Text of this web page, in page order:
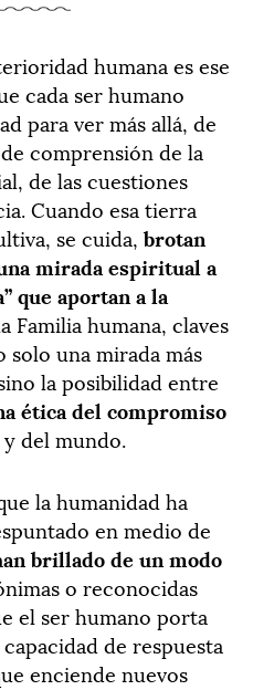
humana es ese
cada ser humano
para ver más allá, de
comprensión de la
de las cuestiones
Cuando esa tierra
se cuida, brotan
mirada espiritual a
que aportan a la
Familia humana, claves
solo una mirada más
la posibilidad entre
ética del compromiso
del mundo.
la humanidad ha
en medio de
brillado de un modo
o reconocidas
el ser humano porta
de respuesta
enciende nuevos